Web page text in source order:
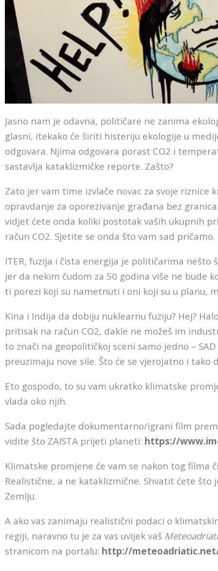
Jasno nam je odavna, političare ne zanima
glasni, itekako će širiti histeriju ekologije u
odgovara. Njima odgovara porast CO2 i
sastavlja kataklizmičke reporte. Zašto?
Zato jer vam time izvlače novac za svoje riznice
opravdanje za oporezivanje građana bez
vidjet ćete onda koliki postotak vaših ukupnih
račun CO2. Sjetite se onda što vam sad pričamo.
ITER, fuzija i čista energija je političarima nešto
jer da nekim čudom za 50 godina više ne bude
ti porezi koji su nametnuti i oni koji su u planu,
Kina i Indija da dobiju nuklearnu fuziju? Hej?
pritisak na račun CO2, dakle ne možeš im
to znači na geopolitičkoj sceni samo jedno –
preuzimaju nove sile. Što će se vjerojatno i tako
Eto gospodo, to su vam ukratko klimatske
vlada oko njih.
Sada pogledajte dokumentarno/igrani film
vidite što ZAISTA prijeti planeti: https://
Klimatske promjene će vam se nakon tog filma
Realistične, a ne kataklizmične. Shvatit ćete što
Zemlju.
A ako vas zanimaju realistični podaci o
regiji, naravno tu je za vas uvijek vaš
stranicom na portalu: http://